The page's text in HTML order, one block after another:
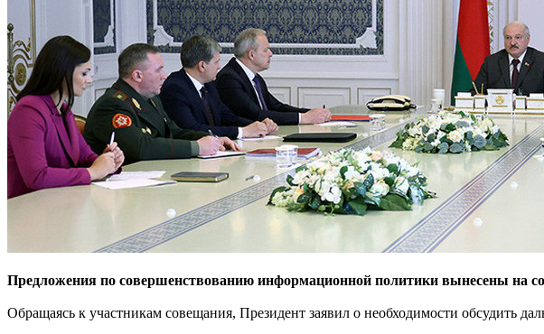
Предложения по совершенствованию информационной политики вынесены на
Обращаясь к участникам совещания, Президент заявил о необходимости обсудить